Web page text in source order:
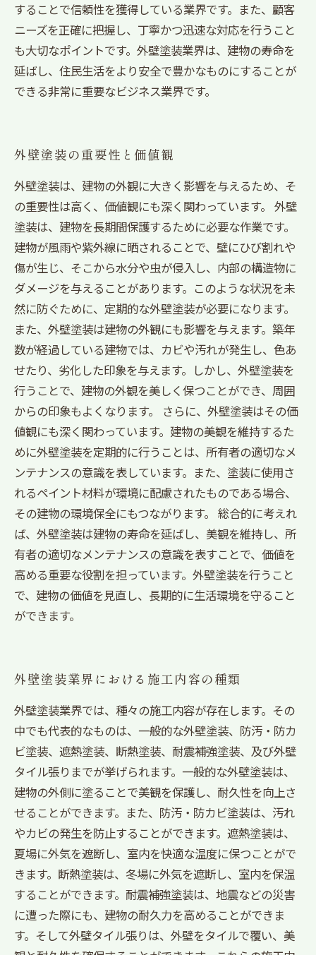
することで信頼性を獲得している業界です。また、顧客
ニーズを正確に把握し、丁寧かつ迅速な対応を行うこと
も大切なポイントです。外壁塗装業界は、建物の寿命を
延ばし、住民生活をより安全で豊かなものにすることが
できる非常に重要なビジネス業界です。
外壁塗装の重要性と価値観
外壁塗装は、建物の外観に大きく影響を与えるため、そ
の重要性は高く、価値観にも深く関わっています。 外壁
塗装は、建物を長期間保護するために必要な作業です。
建物が風雨や紫外線に晒されることで、壁にひび割れや
傷が生じ、そこから水分や虫が侵入し、内部の構造物に
ダメージを与えることがあります。このような状況を未
然に防ぐために、定期的な外壁塗装が必要になります。
また、外壁塗装は建物の外観にも影響を与えます。築年
数が経過している建物では、カビや汚れが発生し、色あ
せたり、劣化した印象を与えます。しかし、外壁塗装を
行うことで、建物の外観を美しく保つことができ、周囲
からの印象もよくなります。 さらに、外壁塗装はその価
値観にも深く関わっています。建物の美観を維持するた
めに外壁塗装を定期的に行うことは、所有者の適切なメ
ンテナンスの意識を表しています。また、塗装に使用さ
れるペイント材料が環境に配慮されたものである場合、
その建物の環境保全にもつながります。 総合的に考えれ
ば、外壁塗装は建物の寿命を延ばし、美観を維持し、所
有者の適切なメンテナンスの意識を表すことで、価値を
高める重要な役割を担っています。外壁塗装を行うこと
で、建物の価値を見直し、長期的に生活環境を守ること
ができます。
外壁塗装業界における施工内容の種類
外壁塗装業界では、種々の施工内容が存在します。その
中でも代表的なものは、一般的な外壁塗装、防汚・防カ
ビ塗装、遮熱塗装、断熱塗装、耐震補強塗装、及び外壁
タイル張りまでが挙げられます。一般的な外壁塗装は、
建物の外側に塗ることで美観を保護し、耐久性を向上さ
せることができます。また、防汚・防カビ塗装は、汚れ
やカビの発生を防止することができます。遮熱塗装は、
夏場に外気を遮断し、室内を快適な温度に保つことがで
きます。断熱塗装は、冬場に外気を遮断し、室内を保温
することができます。耐震補強塗装は、地震などの災害
に遭った際にも、建物の耐久力を高めることができま
す。そして外壁タイル張りは、外壁をタイルで覆い、美